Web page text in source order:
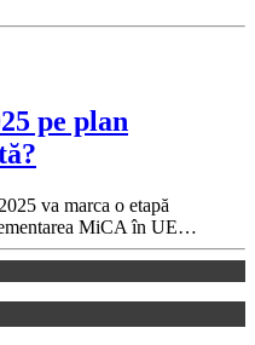
pe plan
va marca o etapă
MiCA în UE…